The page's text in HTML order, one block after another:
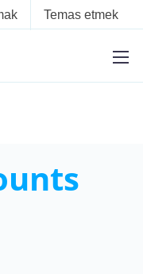
Temas etmek